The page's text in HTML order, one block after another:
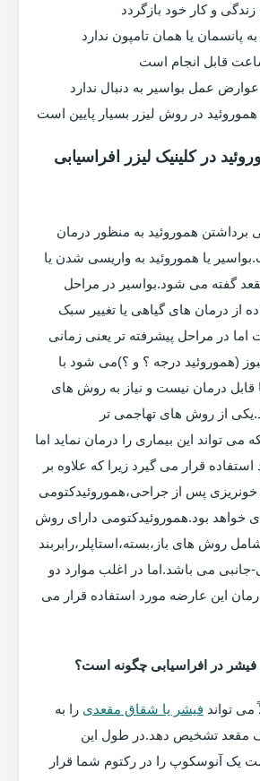
و کار خود بازگردد
پانسمان یا همان تامپون ندارد
قابل انجام است
عمل بواسیر به دنبال ندارد
در روش لیزر بسیار پایین است
در کلینیک لیزر افراسیابی
برداشتن هموروئید به منظور درمان
یا هموروئید به واریسی شدن یا
گفته می شود.بواسیر در مراحل
از درمان های گیاهی یا تغییر سبک
در مراحل پیشرفته تر یعنی زمانی
(هموروئید درجه ؟ و ؟)می شود با
قابل درمان نیست و نیاز به روش های
از روش های تهاجمی تر
تواند این بیماری را درمان نماید اما
قرار می گیرد زیرا که علاوه بر
پس از جراحی،هموروئیدکتومی
خواهد بود.هموروئیدکتومی دارای روش
روش های باز،بسته،استاپلر،رابربند
جانبی می باشد.اما در اغلب موارد دو
این عارضه مورد استفاده قرار می
در افراسیابی چگونه است؟
تواند فیشر یا شقاق مقعدی را به
مقعد تشخیص دهد.در طول این
یک آنوسکوپ را در رکتوم شما قرار